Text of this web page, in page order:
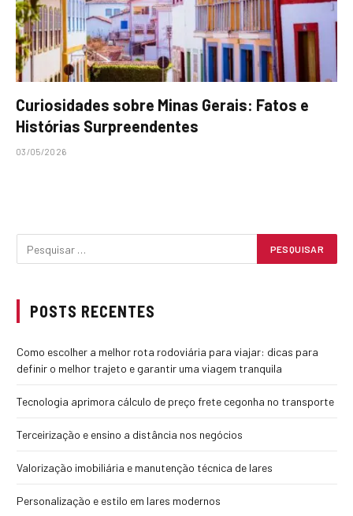
Curiosidades sobre Minas Gerais: Fatos e
Histórias Surpreendentes
03/05/2026
POSTS RECENTES
Como escolher a melhor rota rodoviária para viajar: dicas para
definir o melhor trajeto e garantir uma viagem tranquila
Tecnologia aprimora cálculo de preço frete cegonha no transporte
Terceirização e ensino a distância nos negócios
Valorização imobiliária e manutenção técnica de lares
Personalização e estilo em lares modernos